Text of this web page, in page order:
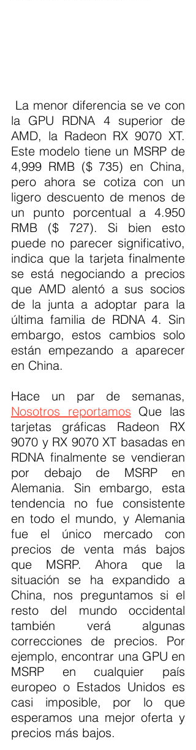
la GPU RDNA 4 superior de
AMD, la Radeon RX 9070 XT.
Este modelo tiene un MSRP de
4,999 RMB ($ 735) en China,
pero ahora se cotiza con un
ligero descuento de menos de
un punto porcentual a 4.950
RMB ($ 727). Si bien esto
puede no parecer significativo,
indica que la tarjeta finalmente
se está negociando a precios
que AMD alentó a sus socios
de la junta a adoptar para la
última familia de RDNA 4. Sin
embargo, estos cambios solo
están empezando a aparecer
en China.
Nosotros reportamos Que las
tarjetas gráficas Radeon RX
9070 y RX 9070 XT basadas en
RDNA finalmente se vendieran
por debajo de MSRP en
Alemania. Sin embargo, esta
tendencia no fue consistente
en todo el mundo, y Alemania
fue el único mercado con
precios de venta más bajos
que MSRP. Ahora que la
situación se ha expandido a
China, nos preguntamos si el
resto del mundo occidental
también verá algunas
correcciones de precios. Por
ejemplo, encontrar una GPU en
MSRP en cualquier país
europeo o Estados Unidos es
casi imposible, por lo que
esperamos una mejor oferta y
precios más bajos.